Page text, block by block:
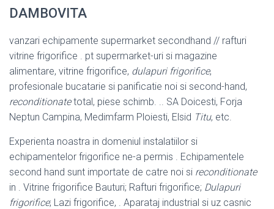
DAMBOVITA
vanzari echipamente supermarket secondhand // rafturi
vitrine frigorifice . pt supermarket-uri si magazine
alimentare, vitrine frigorifice, dulapuri frigorifice,
profesionale bucatarie si panificatie noi si second-hand,
reconditionatetotal, piese schimb. .. SA Doicesti, Forja
Neptun Campina, Medimfarm Ploiesti, Elsid Titu, etc.
Experienta noastra in domeniul instalatiilor si
echipamentelor frigorifice ne-a permis . Echipamentele
second hand sunt importate de catre noi si reconditionate
in . Vitrine frigorifice Bauturi; Rafturi frigorifice; Dulapuri
frigorifice; Lazi frigorifice, . Aparataj industrial si uz casnic